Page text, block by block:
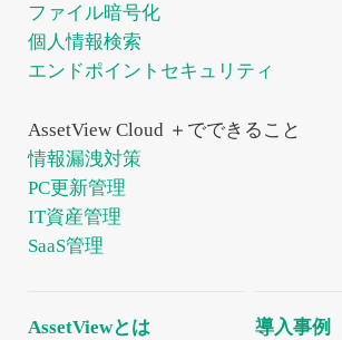
ファイル暗号化
個人情報検索
エンドポイントセキュリティ
AssetView Cloud ＋でできること
情報漏洩対策
PC更新管理
IT資産管理
SaaS管理
AssetViewとは 導入事例